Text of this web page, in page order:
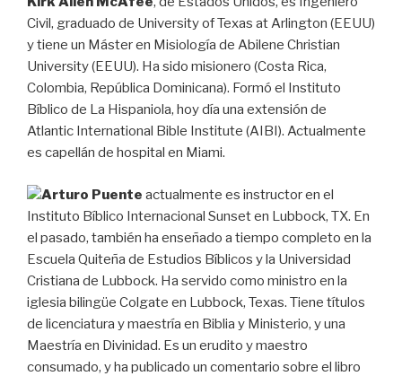
Civil, graduado de University of Texas at Arlington (EEUU)
y tiene un Máster en Misiología de Abilene Christian
University (EEUU). Ha sido misionero (Costa Rica,
Colombia, República Dominicana). Formó el Instituto
Bíblico de La Hispaniola, hoy día una extensión de
Atlantic International Bible Institute (AIBI). Actualmente
es capellán de hospital en Miami.
Arturo Puente actualmente es instructor en el
Instituto Bíblico Internacional Sunset en Lubbock, TX. En
el pasado, también ha enseñado a tiempo completo en la
Escuela Quiteña de Estudios Bíblicos y la Universidad
Cristiana de Lubbock. Ha servido como ministro en la
iglesia bilingüe Colgate en Lubbock, Texas. Tiene títulos
de licenciatura y maestría en Biblia y Ministerio, y una
Maestría en Divinidad. Es un erudito y maestro
consumado, y ha publicado un comentario sobre el libro